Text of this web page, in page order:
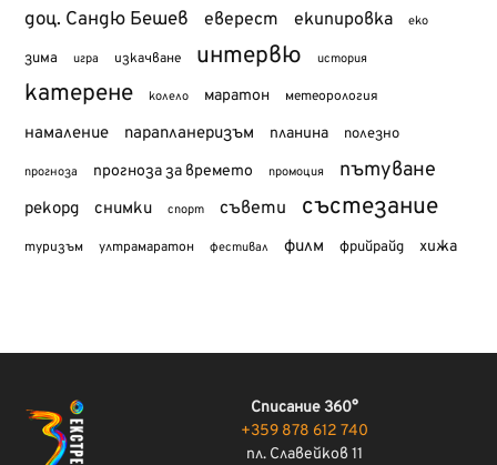
доц. Сандю Бешев еверест екипировка еко
зима игра изкачване интервю история
катерене колело маратон метеорология
намаление парапланеризъм планина полезно
прогноза прогноза за времето промоция пътуване
рекорд снимки спорт съвети състезание
туризъм ултрамаратон фестивал филм фрийрайд хижа
Списание 360°
+359 878 612 740
пл. Славейков 11